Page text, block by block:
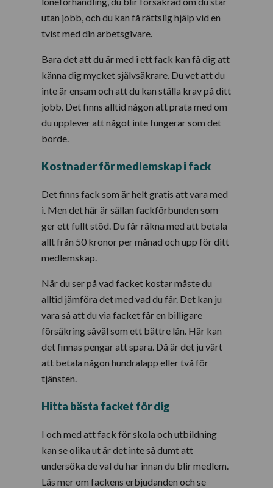
utan jobb, och du kan få rättslig hjälp vid en
tvist med din arbetsgivare.
Bara det att du är med i ett fack kan få dig att
känna dig mycket självsäkrare. Du vet att du
inte är ensam och att du kan ställa krav på ditt
jobb. Det finns alltid någon att prata med om
du upplever att något inte fungerar som det
borde.
Kostnader för medlemskap i fack
Det finns fack som är helt gratis att vara med
i. Men det här är sällan fackförbunden som
ger ett fullt stöd. Du får räkna med att betala
allt från 50 kronor per månad och upp för ditt
medlemskap.
När du ser på vad facket kostar måste du
alltid jämföra det med vad du får. Det kan ju
vara så att du via facket får en billigare
försäkring såväl som ett bättre lån. Här kan
det finnas pengar att spara. Då är det ju värt
att betala någon hundralapp eller två för
tjänsten.
Hitta bästa facket för dig
I och med att fack för skola och utbildning
kan se olika ut är det inte så dumt att
undersöka de val du har innan du blir medlem.
Läs mer om fackens erbjudanden och se